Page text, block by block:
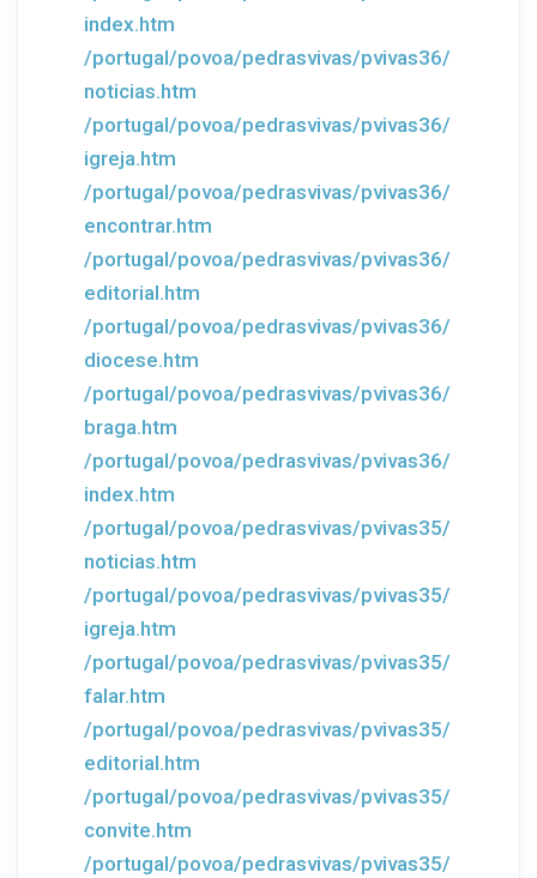
index.htm
/portugal/povoa/pedrasvivas/pvivas36/
noticias.htm
/portugal/povoa/pedrasvivas/pvivas36/
igreja.htm
/portugal/povoa/pedrasvivas/pvivas36/
encontrar.htm
/portugal/povoa/pedrasvivas/pvivas36/
editorial.htm
/portugal/povoa/pedrasvivas/pvivas36/
diocese.htm
/portugal/povoa/pedrasvivas/pvivas36/
braga.htm
/portugal/povoa/pedrasvivas/pvivas36/
index.htm
/portugal/povoa/pedrasvivas/pvivas35/
noticias.htm
/portugal/povoa/pedrasvivas/pvivas35/
igreja.htm
/portugal/povoa/pedrasvivas/pvivas35/
falar.htm
/portugal/povoa/pedrasvivas/pvivas35/
editorial.htm
/portugal/povoa/pedrasvivas/pvivas35/
convite.htm
/portugal/povoa/pedrasvivas/pvivas35/